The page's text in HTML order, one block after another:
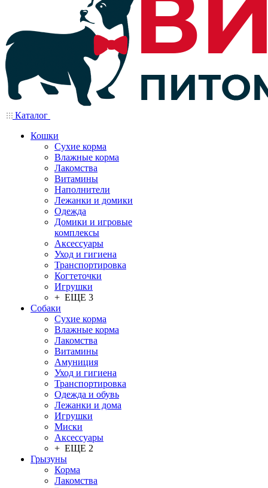
Каталог
Кошки
Сухие корма
Влажные корма
Лакомства
Витамины
Наполнители
Лежанки и домики
Одежда
Домики и игровые
комплексы
Аксессуары
Уход и гигиена
Транспортировка
Когтеточки
Игрушки
+ ЕЩЕ 3
Собаки
Сухие корма
Влажные корма
Лакомства
Витамины
Амуниция
Уход и гигиена
Транспортировка
Одежда и обувь
Лежанки и дома
Игрушки
Миски
Аксессуары
+ ЕЩЕ 2
Грызуны
Корма
Лакомства